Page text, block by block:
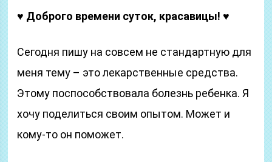
♥ Доброго времени суток, красавицы! ♥
Сегодня пишу на совсем не стандартную для
меня тему – это лекарственные средства.
Этому поспособствовала болезнь ребенка. Я
хочу поделиться своим опытом. Может и
кому-то он поможет.